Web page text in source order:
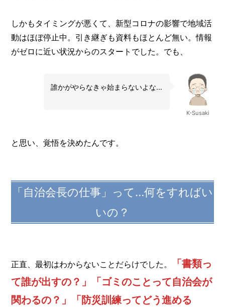
しかもタイミングが悪くて、新型コロナの影響で地域活
動はほぼ停止中。引き継ぎも資料もほとんど無い。情報
がゼロに近い状況からのスタートでした。でも、
K-Susaki
誰かがやらなきゃ始まらないよな…
と思い、覚悟を決めたんです。
「自治会長の仕事」って…何をすればい
いの？
正直、最初はわからないことだらけでした。
「書類っ
て誰が出すの？」「ゴミのことって自治会が
関わるの？」「防災訓練ってどう進める